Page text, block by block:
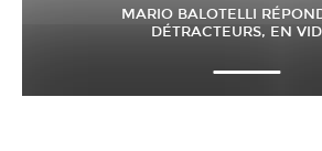
MARIO BALOTELLI
DÉTRACTEURS, EN